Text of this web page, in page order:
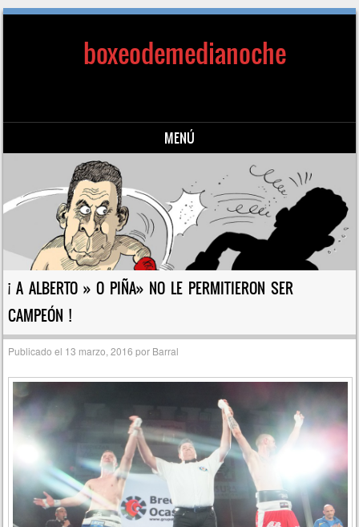
boxeodemedianoche
MENÚ
Saltar al contenido
¡ A ALBERTO » O PIÑA» NO LE PERMITIERON SER
CAMPEÓN !
Publicado el 13 marzo, 2016 por Barral